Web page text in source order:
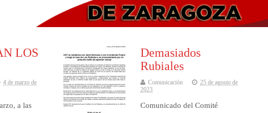
LOS
4 de marzo de
a las
Demasiados
Rubiales
Comunicación
25 de agosto de
2023
Comunicado del Comité